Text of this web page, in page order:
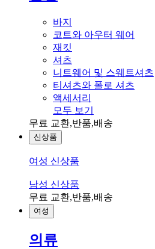
바지
코트와 아우터 웨어
재킷
셔츠
니트웨어 및 스웨트셔츠
티셔츠와 폴로 셔츠
액세서리
모두 보기
무료 교환,반품,배송
신상품
여성 신상품
남성 신상품
무료 교환,반품,배송
여성
의류